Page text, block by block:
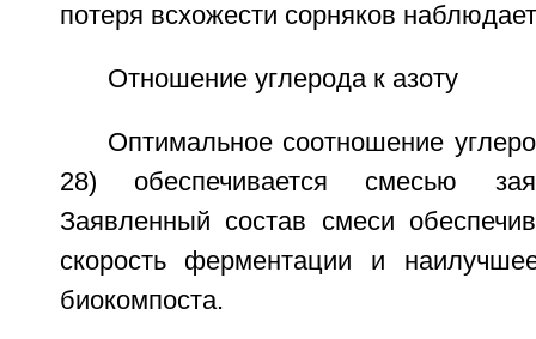
потеря всхожести сорняков
Отношение углерода к азоту
Оптимальное соотношение
28) обеспечивается смесью
Заявленный состав смеси
скорость ферментации и
биокомпоста.